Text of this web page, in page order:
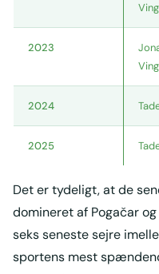
2023
2024
2025
Det er tydeligt, at de
domineret af Pogačar
seks seneste sejre
sportens mest